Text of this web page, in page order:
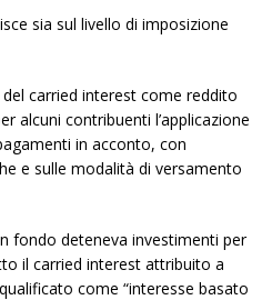
sia sul livello di imposizione
carried interest come reddito
alcuni contribuenti l’applicazione
in acconto, con
e sulle modalità di versamento
fondo deteneva investimenti per
il carried interest attribuito a
come “interesse basato